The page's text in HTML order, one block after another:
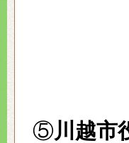
⑤川越市